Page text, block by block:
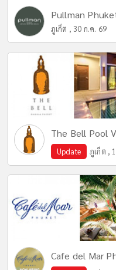
Pullman
ภูเก็ต , 30 ก.ค. 69
The Bell Pool
Update ภูเก็ต ,
Cafe del Mar